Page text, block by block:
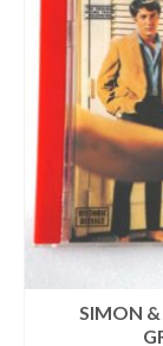
SIMON &